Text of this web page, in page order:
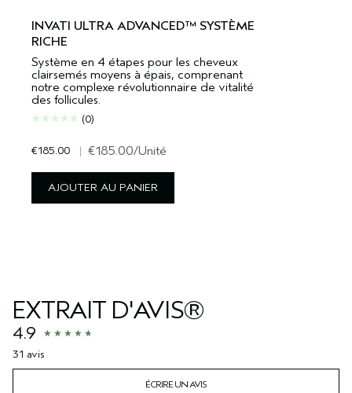
INVATI ULTRA ADVANCED™ SYSTÈME
RICHE
Système en 4 étapes pour les cheveux
clairsemés moyens à épais, comprenant
notre complexe révolutionnaire de vitalité
des follicules.
(0)
€185.00 | €185.00/Unité
AJOUTER AU PANIER
EXTRAIT D'AVIS®
4.9
31 avis
ÉCRIRE UN AVIS